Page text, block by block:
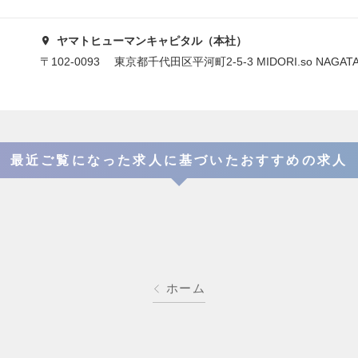
ヤマトヒューマンキャピタル（本社）
〒102-0093 東京都千代田区平河町2-5-3 MIDORI.so
最近ご覧になった求人に基づいたおすすめの求人
ホーム